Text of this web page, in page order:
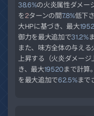
38.6%の火炎属性ダメー
を2ターンの間7.8%低下
大HPに基づき、最大
御力を最大追加で31.2%
また、味方全体の与え
上昇する（火炎ダメー
き、最大19520まで計算
を最大追加で62.5%まで